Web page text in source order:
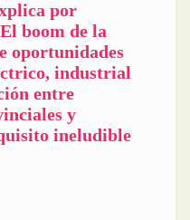
por
boom de la
oportunidades
industrial
entre
y
ineludible